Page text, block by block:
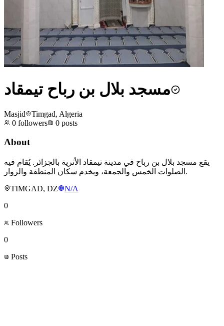
مسجد بلال بن رباح تيمقاد
Masjid
Timgad, Algeria
0 followers 0 posts
About
يقع مسجد بلال بن رباح في مدينة تيمقاد الأثرية بالجزائر. يُقام فيه
الصلوات الخمس والجمعة، ويخدم سكان المنطقة والزوار.
TIMGAD, DZ
N/A
0
Followers
0
Posts